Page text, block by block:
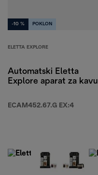
-10 % POKLON
ELETTA EXPLORE
Automatski Eletta
Explore aparat za kavu
ECAM452.67.G EX:4